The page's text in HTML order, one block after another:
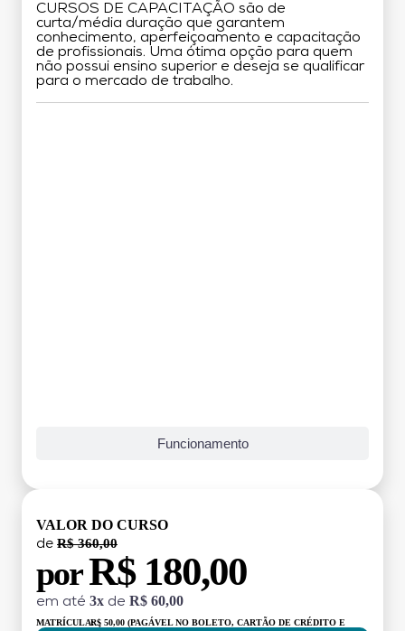
CURSOS DE CAPACITAÇÃO são de
curta/média duração que garantem
conhecimento, aperfeiçoamento e capacitação
de profissionais. Uma ótima opção para quem
não possui ensino superior e deseja se qualificar
para o mercado de trabalho.
Funcionamento
VALOR DO CURSO
de R$ 360,00
porR$ 180,00
em até 3x de R$ 60,00
MATRÍCULA:R$ 50,00 (PAGÁVEL NO BOLETO, CARTÃO DE CRÉDITO E